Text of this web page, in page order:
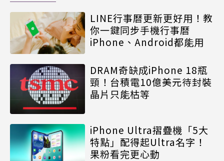
LINE行事曆更新更好用！教
你一鍵同步手機行事曆
iPhone、Android都能用
DRAM奇缺成iPhone 18瓶
頸！台積電10億美元待封裝
晶片只能枯等
iPhone Ultra摺疊機「5大
特點」配得起Ultra名字！
果粉看完更心動